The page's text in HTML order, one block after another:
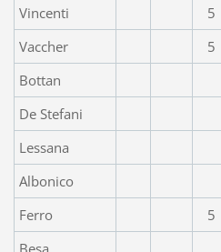
Vincenti
5
Vaccher
5
Bottan
De Stefani
Lessana
Albonico
Ferro
5
Besa